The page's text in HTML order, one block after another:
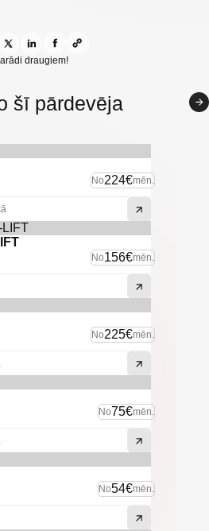
klimata kontroli.
ar mazgātājiem.
draugiem!
šī pārdevēja
No224€mēn.
No156€mēn.
No225€mēn.
No75€mēn.
No54€mēn.